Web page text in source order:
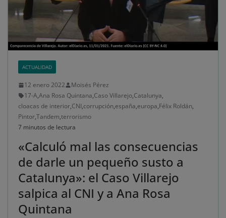
ACTUALIDAD
12 enero 2022
Moisés Pérez
17-A,Ana Rosa Quintana,Caso Villarejo,Catalunya,
cloacas de interior,CNI,corrupción,españa,europa,Félix Roldán,
Pintor,Tandem,terrorismo
7 minutos de lectura
«Calculó mal las consecuencias
de darle un pequeño susto a
Catalunya»: el Caso Villarejo
salpica al CNI y a Ana Rosa
Quintana